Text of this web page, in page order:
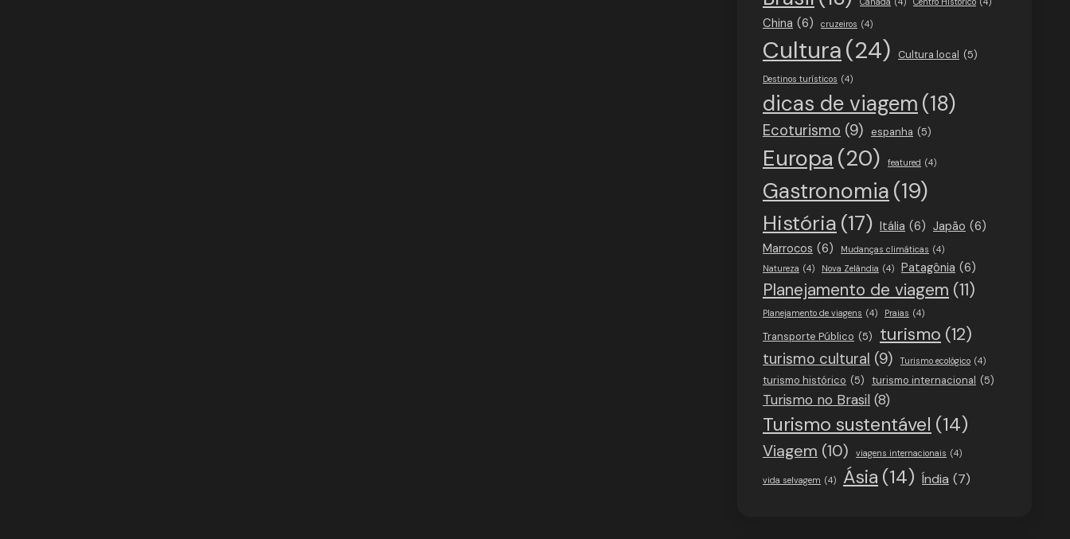
China (6) cruzeiros (4)
Cultura(24) Cultura local (5)
Destinos turísticos (4)
dicas de viagem (18)
Ecoturismo (9) espanha (5)
Europa (20) featured (4)
Gastronomia (19)
História (17) Itália (6) Japão (6)
Marrocos (6) Mudanças climáticas (4)
Natureza (4) Nova Zelândia (4) Patagônia (6)
Planejamento de viagem (11)
Planejamento de viagens (4) Praias (4)
Transporte Público (5) turismo (12)
turismo cultural (9) Turismo ecológico (4)
turismo histórico (5) turismo internacional (5)
Turismo no Brasil (8)
Turismo sustentável (14)
Viagem (10) viagens internacionais (4)
vida selvagem (4) Ásia (14) Índia (7)